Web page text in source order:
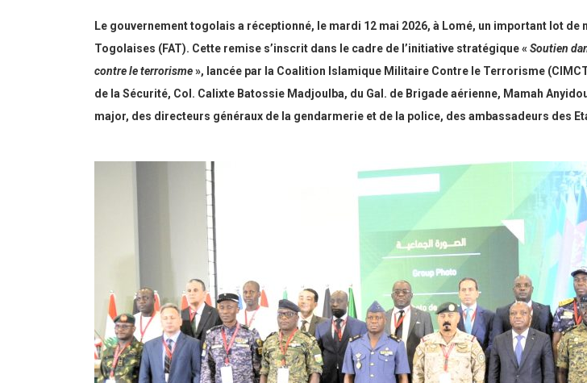
Le gouvernement togolais a réceptionné, le mardi 12 mai 2026, à Lomé, un important lot
Togolaises (FAT). Cette remise s’inscrit dans le cadre de l’initiative stratégique «Soutien
contre le terrorisme», lancée par la Coalition Islamique Militaire Contre le Terrorisme
de la Sécurité, Col. Calixte Batossie Madjoulba, du Gal. de Brigade aérienne, Mamah
major, des directeurs généraux de la gendarmerie et de la police, des ambassadeurs des